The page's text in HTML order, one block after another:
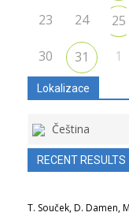
23 24 25
30 31 1
Lokalizace
Čeština
RECENT RESULTS
T. Souček, D. Damen,